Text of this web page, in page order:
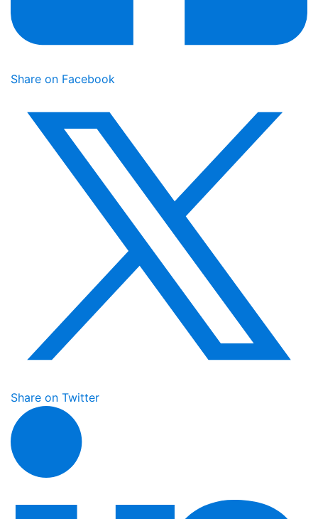
Share on Facebook
Share on Twitter